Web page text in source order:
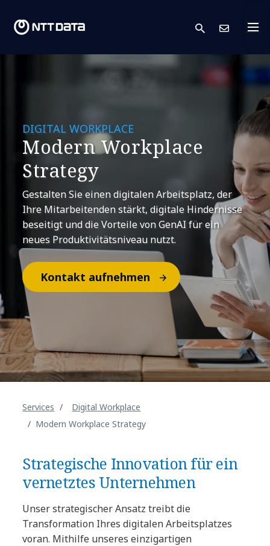
search
DIGITAL WORKPLACE
Modern Workplace
Strategy
Gestalten Sie einen digitalen Arbeitsplatz, der
Ihre Mitarbeitenden stärkt, digitale Hindernisse
beseitigt und die Vorteile von GenAI für ein
neues Produktivitätsniveau nutzt.
Kontakt aufnehmen
Services
Digital Workplace
Modern Workplace Strategy
Strategische Innovation für ein
vernetztes Unternehmen
Unser strategischer Ansatz treibt die
Transformation Ihres digitalen Arbeitsplatzes
voran. Mithilfe unseres einzigartigen